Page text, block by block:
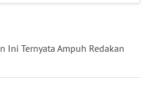
Ini Ternyata Ampuh Redakan